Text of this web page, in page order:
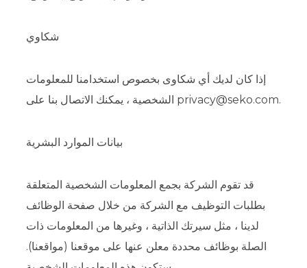
شكاوي
إذا كان لديك أي شكاوى بخصوص استخدامنا للمعلومات
الشخصية ، يمكنك الاتصال بنا على privacy@seko.com.
بيانات الموارد البشرية
قد تقوم الشركة بجمع المعلومات الشخصية المتعلقة
بطلبات التوظيف مع الشركة من خلال صفحة الوظائف
لدينا ، مثل سيرتك الذاتية ، وغيرها من المعلومات ذات
الصلة بوظائف محددة معلن عنها على موقعنا (مواقعنا).